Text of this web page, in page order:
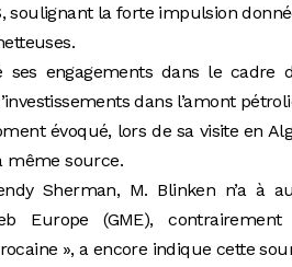
soulignant la forte impulsion
ses engagements dans le cadre
dans l’amont
évoqué, lors de sa visite en
même source.
Sherman, M. Blinken n’a à
Europe (GME), contrairement
», a encore indique cette